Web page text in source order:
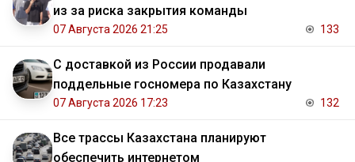
из за риска закрытия команды
07 Августа 2026 21:25 133
С доставкой из России продавали
поддельные госномера по Казахстану
07 Августа 2026 17:23 132
Все трассы Казахстана планируют
обеспечить интернетом